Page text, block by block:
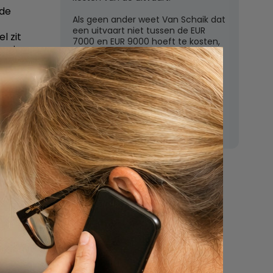
zit
je
zien te
kan
het zal
die kan
Als geen ander weet Van Schaik dat
een uitvaart niet tussen de EUR
7000 en EUR 9000 hoeft te kosten,
zoals de grote uitvaartverzekeraars
vaak beweren. In deze rubriek
beantwoordt Van Schaik vragen
over uitvaartkosten en financiele
dekking.
Nu
een uitvaart
regelen
Beschrijf uw wensen